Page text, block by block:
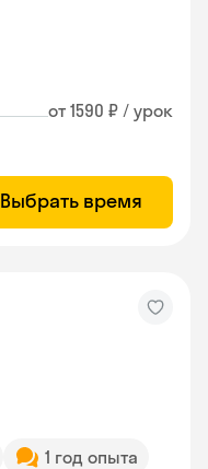
от 1590 ₽ / урок
Выбрать время
1 год опыта